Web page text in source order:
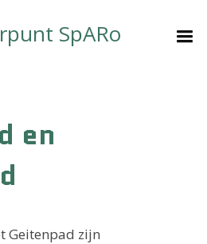
SpARo
en
Geitenpad zijn